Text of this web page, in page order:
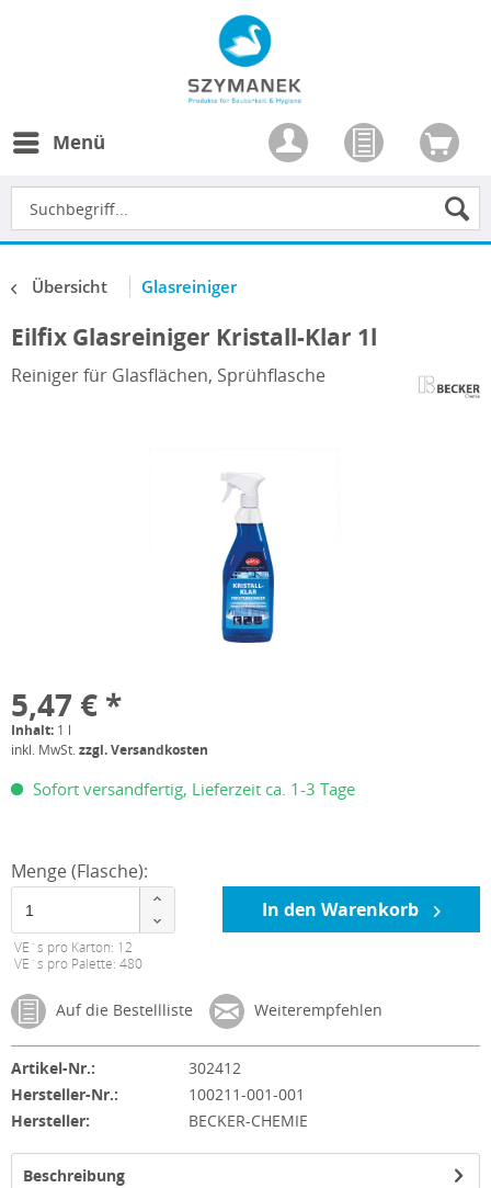
Menü
Übersicht Glasreiniger
Eilfix Glasreiniger Kristall-Klar 1l
Reiniger für Glasflächen, Sprühflasche
5,47 € *
Inhalt: 1 l
inkl. MwSt.zzgl. Versandkosten
Sofort versandfertig, Lieferzeit ca. 1-3 Tage
Menge (Flasche):
VE´s pro Karton: 12
VE´s pro Palette: 480
In den Warenkorb
Auf die Bestellliste Weiterempfehlen
Artikel-Nr.:
302412
Hersteller-Nr.:
100211-001-001
Hersteller:
BECKER-CHEMIE
Beschreibung